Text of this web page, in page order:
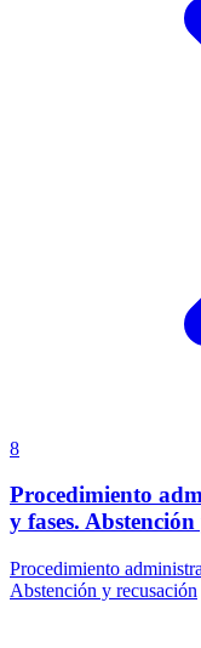
8
Procedimiento
y fases.
Procedimiento
Abstención y recusación